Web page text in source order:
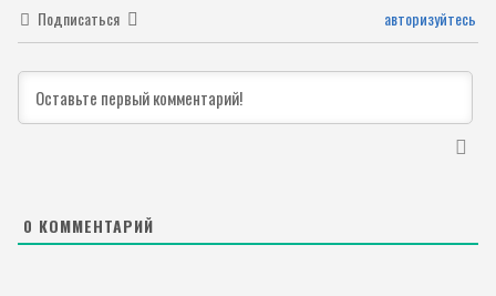
Подписаться авторизуйтесь
0 КОММЕНТАРИЙ